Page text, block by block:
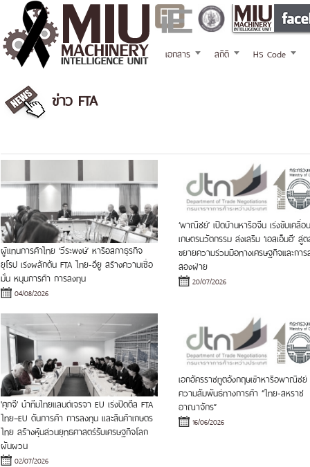
เอกสาร สถิติ HS Code
ข่าว FTA
ผู้แทนการค้าไทย ‘วีระพงษ์’ หารือสภาธุรกิจ
ยุโรป เร่งผลักดัน FTA ไทย-อียู สร้างความเชื่อ
มั่น หนุนการค้า การลงทุน
04/08/2026
‘พาณิชย์’ เปิดบ้านหารือจีน เร่งขับเคลื่
เกษตรนวัตกรรม ส่งเสริม ‘เอสเอ็มอี’ สู่
ขยายความร่วมมือทางเศรษฐกิจและกา
สองฝ่าย
20/07/2026
'ศุภจี' นำทีมไทยแลนด์เจรจา EU เร่งปิดดีล FTA
ไทย–EU ดันการค้า การลงทุน และสินค้าเกษตร
ไทย สร้างหุ้นส่วนยุทธศาสตร์รับเศรษฐกิจโลก
ผันผวน
02/07/2026
เอกอัครราชทูตอังกฤษเข้าหารือพาณิช
ความสัมพันธ์ทางการค้า “ไทย-สหราช
อาณาจักร”
16/06/2026